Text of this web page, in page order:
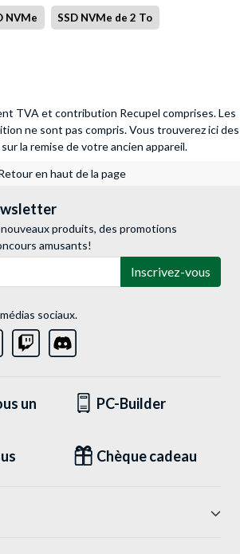
NVMe SSD NVMe de 2 To
TVA et contribution Recupel comprises. Les
ne sont pas compris. Vous trouverez ici des
la remise de votre ancien appareil.
en haut de la page
produits, des promotions
amusants!
Inscrivez-vous
sociaux.
un
PC-Builder
Chèque cadeau